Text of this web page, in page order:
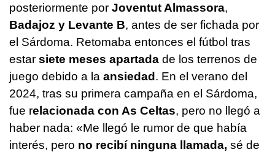
posteriormente por Joventut Almassora,
Badajoz y Levante B, antes de ser fichada por
el Sárdoma. Retomaba entonces el fútbol tras
estar siete meses apartada de los terrenos de
juego debido a la ansiedad. En el verano del
2024, tras su primera campaña en el Sárdoma,
fue relacionada con As Celtas, pero no llegó a
haber nada: «Me llegó le rumor de que había
interés, pero no recibí ninguna llamada, sé de